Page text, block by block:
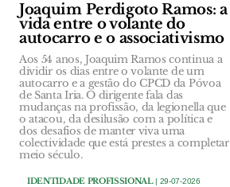
Joaquim Perdigoto Ramos: a
vida entre o volante do
autocarro e o associativismo
Aos 54 anos, Joaquim Ramos continua a
dividir os dias entre o volante de um
autocarro e a gestão do CPCD da Póvoa
de Santa Iria. O dirigente fala das
mudanças na profissão, da legionella que
o atacou, da desilusão com a política e
dos desafios de manter viva uma
colectividade que está prestes a completar
meio século.
IDENTIDADE PROFISSIONAL| 29-07-2026